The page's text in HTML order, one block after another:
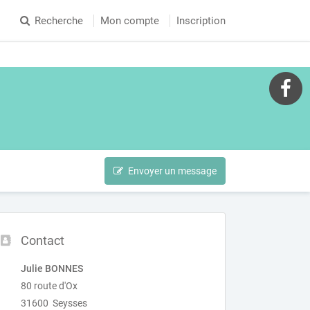
Recherche Mon compte Inscription
Envoyer un message
Contact
Julie BONNES
80 route d'Ox
31600 Seysses